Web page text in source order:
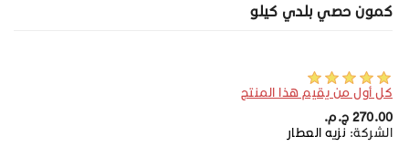
كمون حصي بلدي كيلو
كل أول من يقيم هذا المنتج
270.00 ج.م.‏
الشركة: نزيه العطار